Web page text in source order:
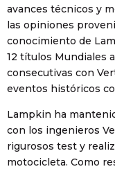
avances técnicos y
las opiniones
conocimiento de
12 títulos Mundiales
consecutivas con
eventos históricos
Lampkin ha
con los ingenieros
rigurosos test y
motocicleta. Como